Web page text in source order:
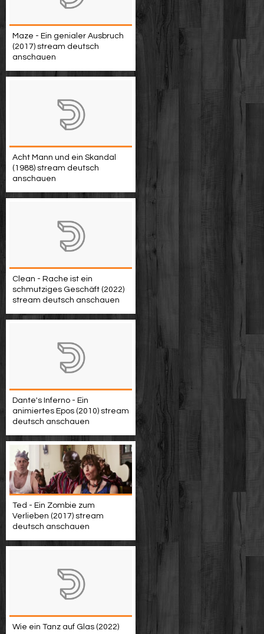
Maze - Ein genialer Ausbruch
(2017) stream deutsch
anschauen
Acht Mann und ein Skandal
(1988) stream deutsch
anschauen
Clean - Rache ist ein
schmutziges Geschäft (2022)
stream deutsch anschauen
Dante's Inferno - Ein
animiertes Epos (2010) stream
deutsch anschauen
Ted - Ein Zombie zum
Verlieben (2017) stream
deutsch anschauen
Wie ein Tanz auf Glas (2022)